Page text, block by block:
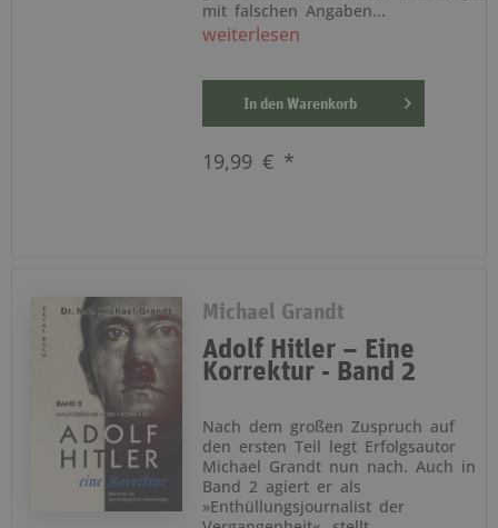
mit falschen Angaben...
weiterlesen
In den Warenkorb
19,99 € *
Michael Grandt
Adolf Hitler – Eine
Korrektur - Band 2
Nach dem großen Zuspruch auf
den ersten Teil legt Erfolgsautor
Michael Grandt nun nach. Auch in
Band 2 agiert er als
»Enthüllungsjournalist der